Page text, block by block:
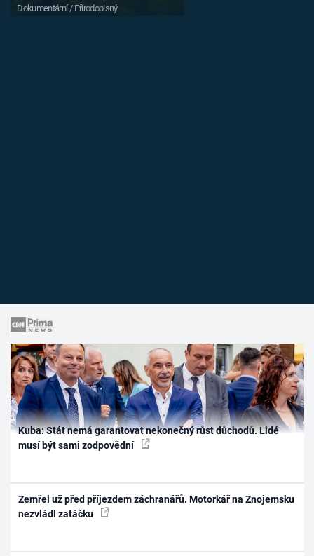
Dokumentární / Přírodopisný
Kuba: Stát nemá garantovat nekonečný růst důchodů. Lidé
musí být sami zodpovědní
Zemřel už před příjezdem záchranářů. Motorkář na Znojemsku
nezvládl zatáčku